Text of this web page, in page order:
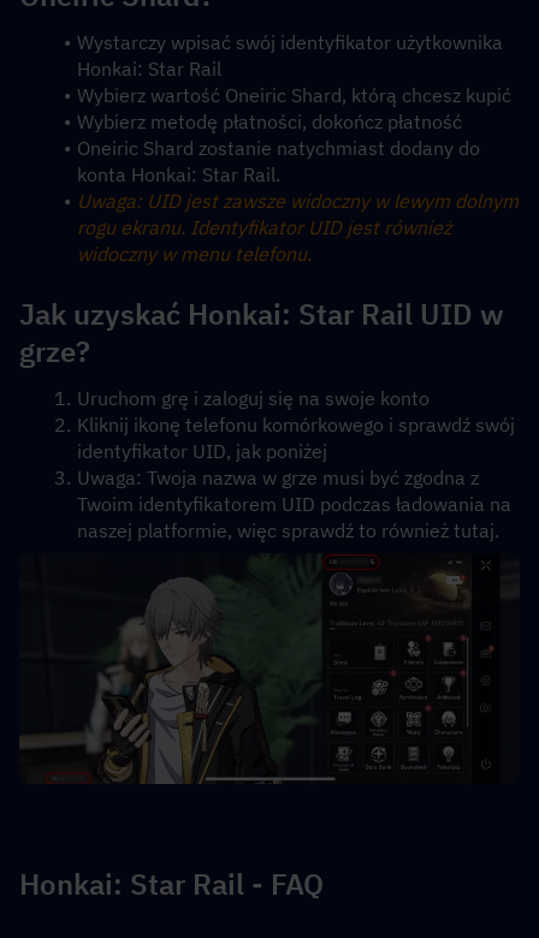
Wystarczy wpisać swój identyfikator użytkownika
Honkai: Star Rail
Wybierz wartość Oneiric Shard, którą chcesz kupić
Wybierz metodę płatności, dokończ płatność
Oneiric Shard zostanie natychmiast dodany do
konta Honkai: Star Rail.
Uwaga: UID jest zawsze widoczny w lewym dolnym
rogu ekranu. Identyfikator UID jest również
widoczny w menu telefonu.
Jak uzyskać Honkai: Star Rail UID w
grze?
Uruchom grę i zaloguj się na swoje konto
Kliknij ikonę telefonu komórkowego i sprawdź swój
identyfikator UID, jak poniżej
Uwaga: Twoja nazwa w grze musi być zgodna z
Twoim identyfikatorem UID podczas ładowania na
naszej platformie, więc sprawdź to również tutaj.
Honkai: Star Rail - FAQ